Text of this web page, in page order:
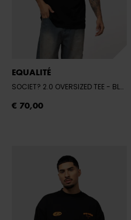
EQUALITÉ
SOCIET? 2.0 OVERSIZED TEE - BLACK
€ 70,00